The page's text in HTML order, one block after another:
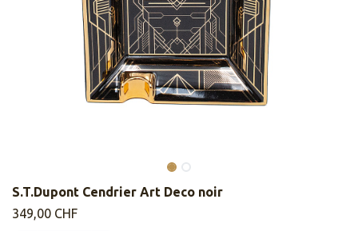
S.T.Dupont Cendrier Art Deco noir
349,00 CHF